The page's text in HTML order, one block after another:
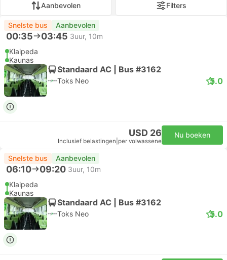
Aanbevolen Filters
Snelste bus Aanbevolen
00:35 03:45 3uur, 10m
Klaipeda
Kaunas
Standaard AC | Bus #3162
Toks Neo 5.0
USD 26
Inclusief belastingen per volwassene
Nu boeken
Snelste bus Aanbevolen
06:10 09:20 3uur, 10m
Klaipeda
Kaunas
Standaard AC | Bus #3162
Toks Neo 5.0